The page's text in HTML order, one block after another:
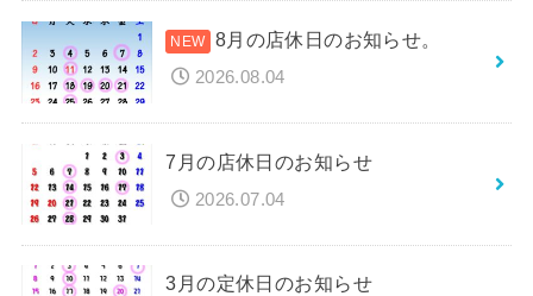
8月の店休日のお知らせ。
2026.08.04
7月の店休日のお知らせ
2026.07.04
3月の定休日のお知らせ